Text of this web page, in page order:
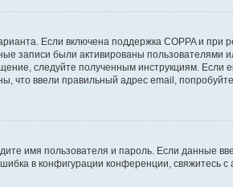
Если включена поддержка COPPA и при
записи были активированы пользователями
следуйте полученным инструкциям. Если
что ввели правильный адрес email,
имя пользователя и пароль. Если данные
в конфигурации конференции, свяжитесь